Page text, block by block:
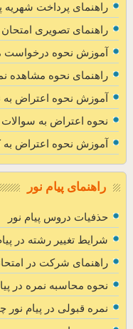
راهنمای پرداخت شهریه
راهنمای تصویری امتحان
آموزش نحوه درخواست
راهنمای نحوه مشاهده
آموزش نحوه اعتراض به
نحوه اعتراض به سوالات
آموزش نحوه اعتراض به
راهنمای پیام نور
حذفیات دروس پیام نور
شرایط تغییر رشته در
راهنمای شرکت در
نحوه محاسبه نمره در
نمره قبولی در پیام